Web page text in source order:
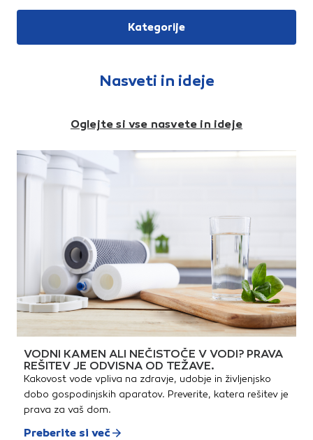
leta.
odpornost in trpežnost trate.
rekreacijskih površin, športnih
igrišč in parkov.
Kategorije
Nasveti in ideje
Oglejte si vse nasvete in ideje
VODNI KAMEN ALI NEČISTOČE V VODI? PRAVA
REŠITEV JE ODVISNA OD TEŽAVE.
Kakovost vode vpliva na zdravje, udobje in življenjsko
dobo gospodinjskih aparatov. Preverite, katera rešitev je
prava za vaš dom.
Preberite si več